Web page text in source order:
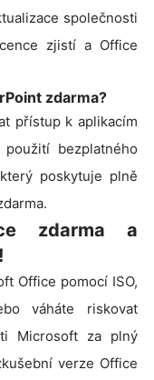
společnosti
zjistí a Office
zdarma?
přístup k aplikacím
bezplatného
poskytuje plně
zdarma a
Office pomocí ISO,
váháte riskovat
Microsoft za plný
verze Office